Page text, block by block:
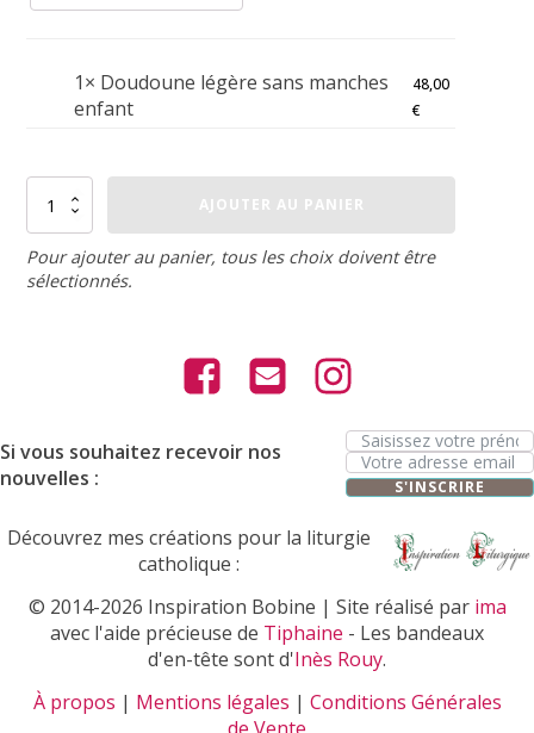
1× Doudoune légère sans manches
enfant
48,00
€
quantité
Doudoune
légère
sans
manches
AJOUTER AU PANIER
Pour ajouter au panier, tous les choix doivent être
sélectionnés.
Si vous souhaitez recevoir nos
nouvelles :
S'INSCRIRE
Découvrez mes créations pour la liturgie
catholique :
© 2014-2026 Inspiration Bobine | Site réalisé par ima
avec l'aide précieuse de Tiphaine - Les bandeaux
d'en-tête sont d'Inès Rouy.
À propos | Mentions légales | Conditions Générales
de Vente